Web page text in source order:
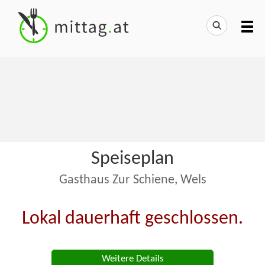
Speiseplan
Gasthaus Zur Schiene, Wels
Lokal dauerhaft geschlossen.
Weitere Details